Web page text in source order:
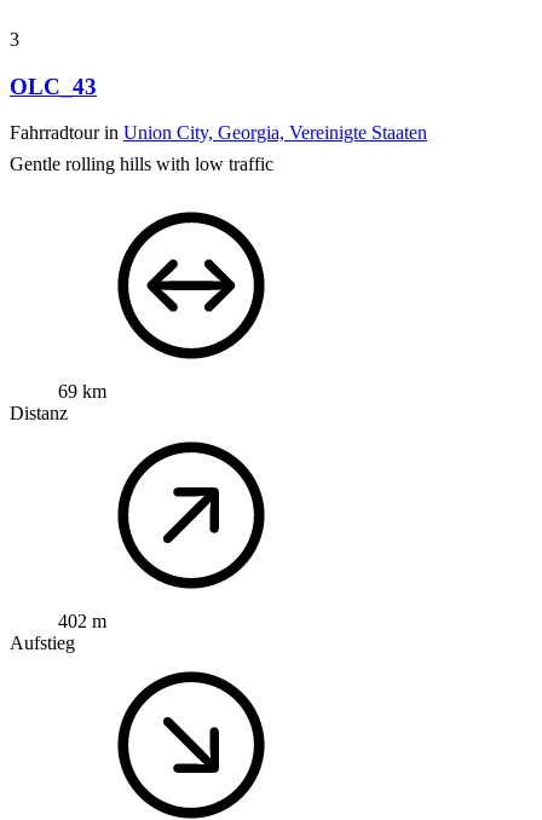
3
OLC_43
Fahrradtour in Union City, Georgia, Vereinigte Staaten
Gentle rolling hills with low traffic
69 km
Distanz
402 m
Aufstieg